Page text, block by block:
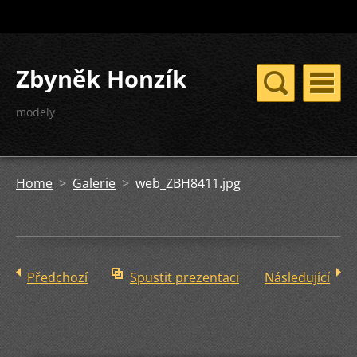
Zbyněk Honzík
modely
Home > Galerie > web_ZBH8411.jpg
Předchozí Spustit prezentaci Následující